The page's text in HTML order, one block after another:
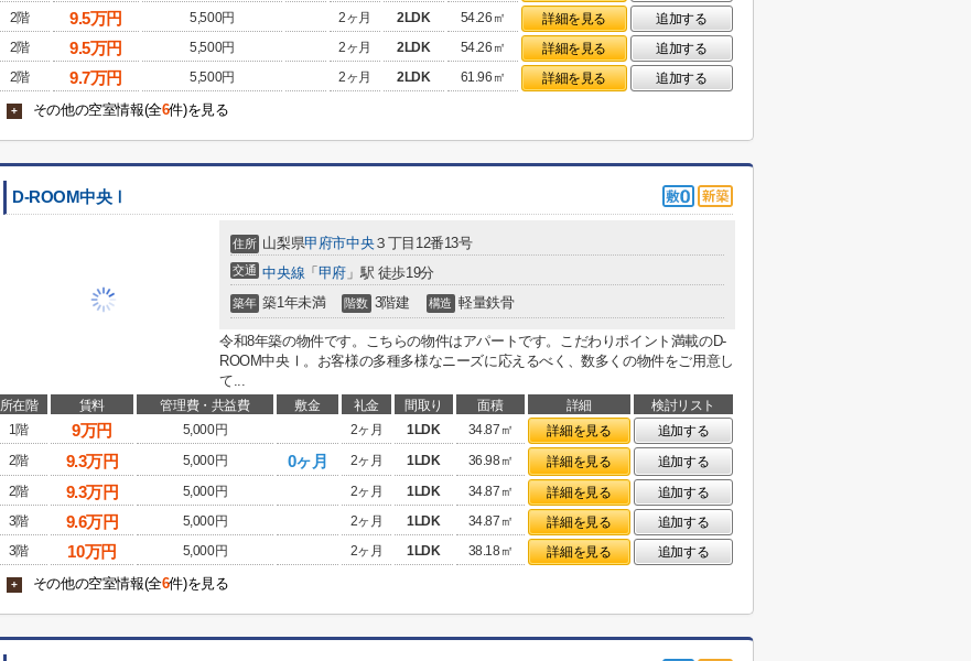
2階
9.5万円 5,500円 2ヶ月 2LDK 54.26㎡ 詳細を見る
追加する
2階
9.5万円 5,500円 2ヶ月 2LDK 54.26㎡ 詳細を見る
追加する
2階
9.7万円 5,500円 2ヶ月 2LDK 61.96㎡ 詳細を見る 追加する
+ その他の空室情報(全6件)を見る
D-ROOM中央Ⅰ
住所 山梨県甲府市中央３丁目12番13号
交通 中央線 「 甲府 」駅 徒歩19分
築年 築1年未満 階数 3階建 構造 軽量鉄骨
令和8年築の物件です。こちらの物件はアパートです。こだわりポイント満載のD-
ROOM中央Ⅰ。お客様の多種多様なニーズに応えるべく、数多くの物件をご用意し
て...
所在階 賃料 管理費・共益費 敷金 礼金 間取り 面積 詳細
検討リスト
1階
9万円 5,000円 2ヶ月 1LDK 34.87㎡ 詳細を見る
追加する
2階
9.3万円 5,000円 0ヶ月 2ヶ月 1LDK 36.98㎡ 詳細を見る
追加する
2階
9.3万円 5,000円 2ヶ月 1LDK 34.87㎡ 詳細を見る
追加する
3階
9.6万円 5,000円 2ヶ月 1LDK 34.87㎡ 詳細を見る
追加する
3階
10万円 5,000円 2ヶ月 1LDK 38.18㎡ 詳細を見る 追加する
+ その他の空室情報(全6件)を見る